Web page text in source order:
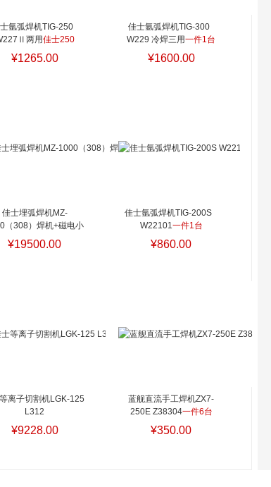
氩弧焊机TIG-250
两用佳士250
¥1265.00
佳士氩弧焊机TIG-300
W229 冷焊三用一件1台
¥1600.00
佳士埋弧焊机MZ-
（308）焊机+磁电小
控制线 三件 佳士1000
¥19500.00
佳士氩弧焊机TIG-200S
W22101一件1台
¥860.00
离子切割机LGK-125
L312
¥9228.00
蓝舰直流手工焊机ZX7-
250E Z38304一件6台
¥350.00